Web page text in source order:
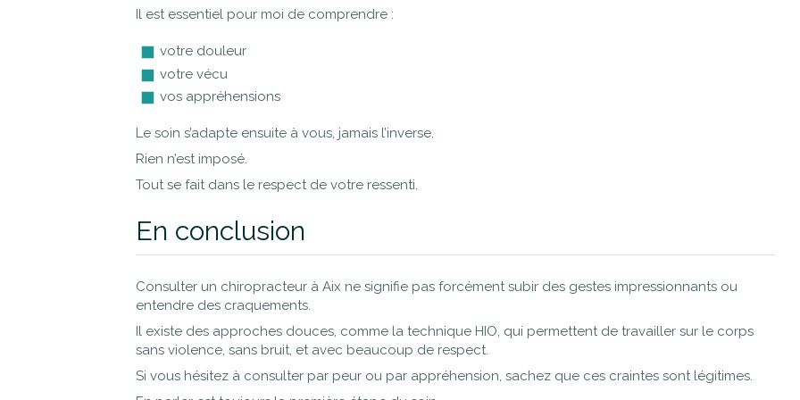
Il est essentiel pour moi de comprendre :
votre douleur
votre vécu
vos appréhensions
Le soin s’adapte ensuite à vous, jamais l’inverse.
Rien n’est imposé.
Tout se fait dans le respect de votre ressenti.
En conclusion
Consulter un chiropracteur à Aix ne signifie pas forcément subir des gestes impressionnants ou
entendre des craquements.
Il existe des approches douces, comme la technique HIO, qui permettent de travailler sur le corps
sans violence, sans bruit, et avec beaucoup de respect.
Si vous hésitez à consulter par peur ou par appréhension, sachez que ces craintes sont légitimes.